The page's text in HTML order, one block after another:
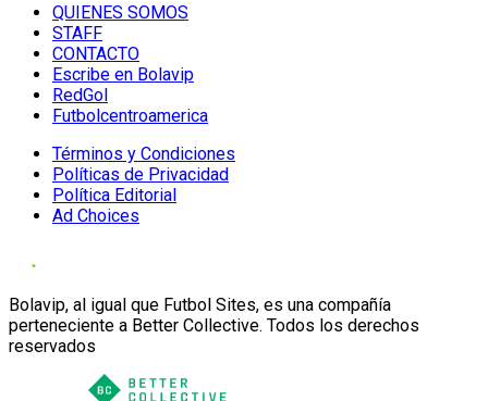
QUIENES SOMOS
STAFF
CONTACTO
Escribe en Bolavip
RedGol
Futbolcentroamerica
Términos y Condiciones
Políticas de Privacidad
Política Editorial
Ad Choices
Bolavip, al igual que Futbol Sites, es una compañía
perteneciente a Better Collective. Todos los derechos
reservados